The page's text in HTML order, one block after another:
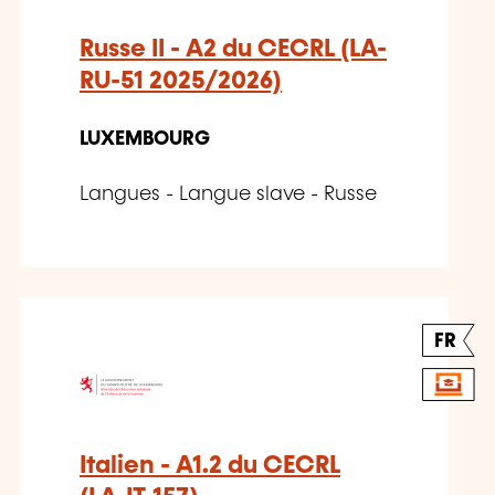
Russe II - A2 du CECRL (LA-
RU-51 2025/2026)
LUXEMBOURG
Langues - Langue slave - Russe
FR
Italien - A1.2 du CECRL